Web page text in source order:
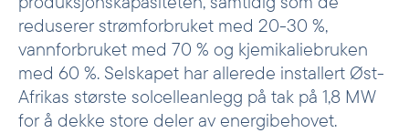
reduserer strømforbruket med 20-30 %,
vannforbruket med 70 % og kjemikaliebruken
med 60 %. Selskapet har allerede installert Øst-
Afrikas største solcelleanlegg på tak på 1,8 MW
for å dekke store deler av energibehovet.